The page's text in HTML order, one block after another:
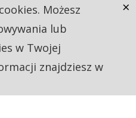
Możesz
lub
w Twojej
znajdziesz w
×